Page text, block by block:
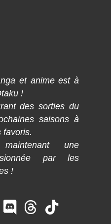
et anime est à
!
des sorties du
saisons à
favoris.
une
par les
!